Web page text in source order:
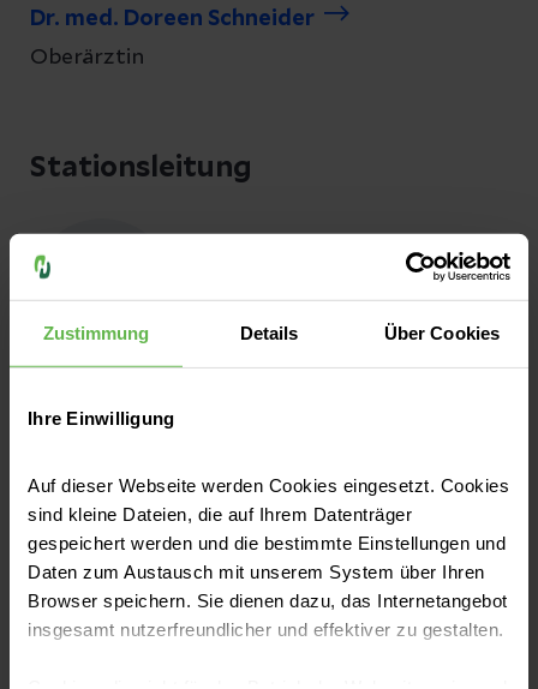
Zustimmung Details Über Cookies
Ihre Einwilligung
Auf dieser Webseite werden Cookies eingesetzt. Cookies
sind kleine Dateien, die auf Ihrem Datenträger
gespeichert werden und die bestimmte Einstellungen und
Daten zum Austausch mit unserem System über Ihren
Browser speichern. Sie dienen dazu, das Internetangebot
insgesamt nutzerfreundlicher und effektiver zu gestalten.
Dr. med. Doreen Schneider
Oberärztin
Stationsleitung